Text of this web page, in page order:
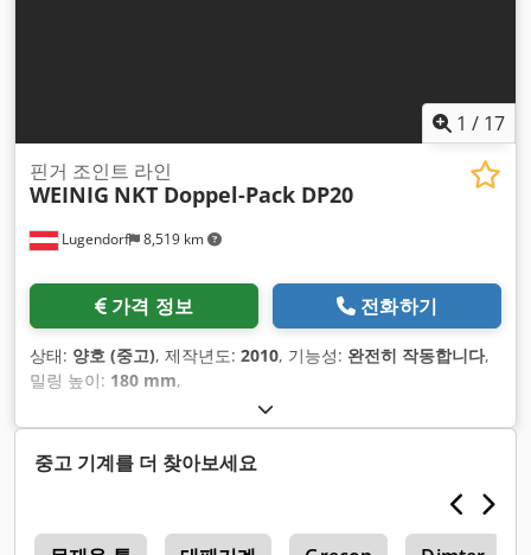
1 / 17
Lugendorf 8,519 km
핀거 조인트 라인
WEINIG NKT Doppel-Pack DP20
가격 정보 전화하기
상태: 양호 (중고), 제작년도: 2010, 기능성: 완전히 작동합니다,
밀링 높이: 180 mm,
중고 기계를 더 찾아보세요